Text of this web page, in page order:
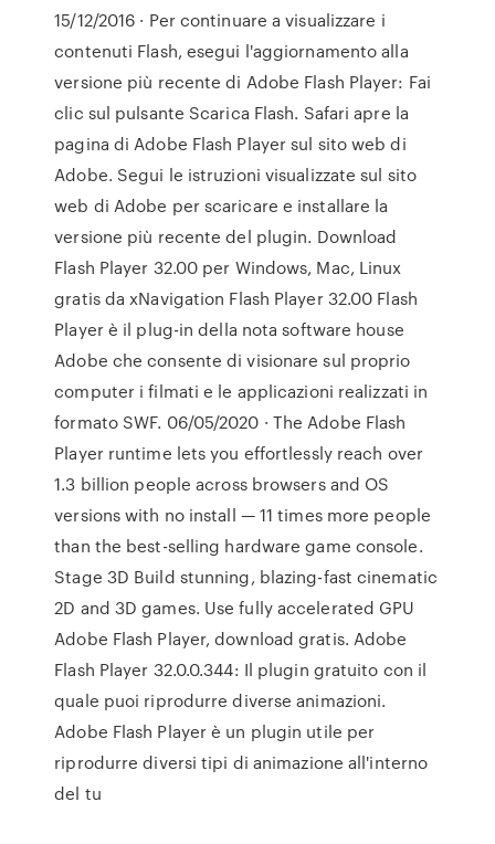
15/12/2016 · Per continuare a visualizzare i
contenuti Flash, esegui l'aggiornamento alla
versione più recente di Adobe Flash Player: Fai
clic sul pulsante Scarica Flash. Safari apre la
pagina di Adobe Flash Player sul sito web di
Adobe. Segui le istruzioni visualizzate sul sito
web di Adobe per scaricare e installare la
versione più recente del plugin. Download
Flash Player 32.00 per Windows, Mac, Linux
gratis da xNavigation Flash Player 32.00 Flash
Player è il plug-in della nota software house
Adobe che consente di visionare sul proprio
computer i filmati e le applicazioni realizzati in
formato SWF. 06/05/2020 · The Adobe Flash
Player runtime lets you effortlessly reach over
1.3 billion people across browsers and OS
versions with no install — 11 times more people
than the best-selling hardware game console.
Stage 3D Build stunning, blazing-fast cinematic
2D and 3D games. Use fully accelerated GPU
Adobe Flash Player, download gratis. Adobe
Flash Player 32.0.0.344: Il plugin gratuito con il
quale puoi riprodurre diverse animazioni.
Adobe Flash Player è un plugin utile per
riprodurre diversi tipi di animazione all'interno
del tu